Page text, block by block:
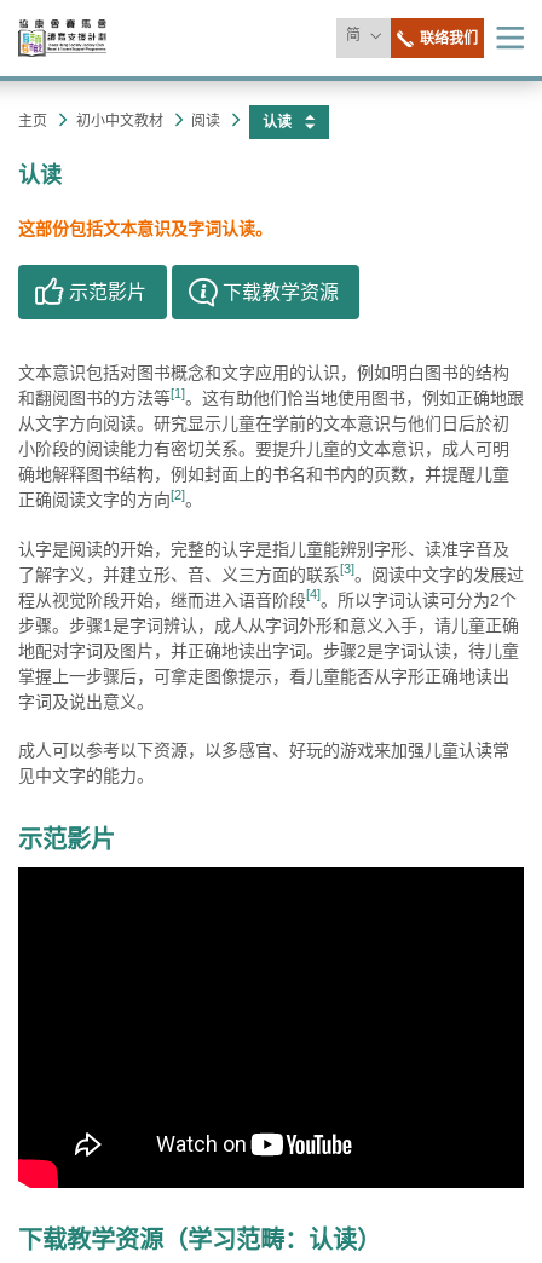
简
更
联络我们
目
协
康
会
主页 初小​中文教材 阅读 认读
认读
这部份包括文本意识及字词认读。
示范影片 下载教学资源
文本意识包括对图书概念和文字应用的认识，例如明白图书的结构
和翻阅图书的方法等[1]。这有助他们恰当地使用图书，例如正确地跟
从文字方向阅读。研究显示儿童在学前的文本意识与他们日后於初
小阶段的阅读能力有密切关系。要提升儿童的文本意识，成人可明
确地解释图书结构，例如封面上的书名和书内的页数，并提醒儿童
正确阅读文字的方向[2]。
认字是阅读的开始，完整的认字是指儿童能辨别字形、读准字音及
了解字义，并建立形、音、义三方面的联系[3]。阅读中文字的发展过
程从视觉阶段开始，继而进入语音阶段[4]。所以字词认读可分为2个
步骤。步骤1是字词辨认，成人从字词外形和意义入手，请儿童正确
地配对字词及图片，并正确地读出字词。步骤2是字词认读，待儿童
掌握上一步骤后，可拿走图像提示，看儿童能否从字形正确地读出
字词及说出意义。
成人可以参考以下资源，以多感官、好玩的游戏来加强儿童认读常
见中文字的能力。
示范影片
下载教学资源（学习范畴：认读）